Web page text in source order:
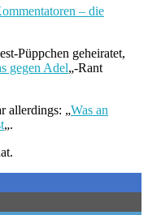
– die
Püppchen geheiratet,
gegen Adel„-Rant
allerdings: „Was an
„.